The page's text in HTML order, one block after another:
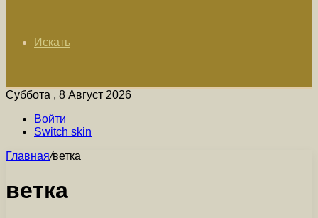
Искать
Суббота , 8 Август 2026
Войти
Switch skin
Главная/ветка
ветка